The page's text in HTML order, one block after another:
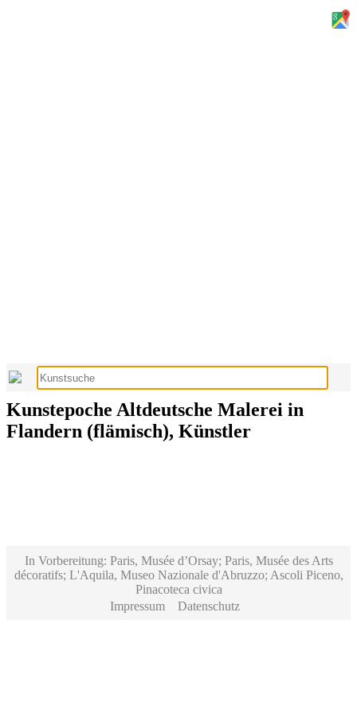
Kunstepoche Altdeutsche Malerei in
Flandern (flämisch), Künstler
In Vorbereitung: Paris, Musée d’Orsay; Paris, Musée des Arts
décoratifs; L'Aquila, Museo Nazionale d'Abruzzo; Ascoli Piceno,
Pinacoteca civica
Impressum
Datenschutz